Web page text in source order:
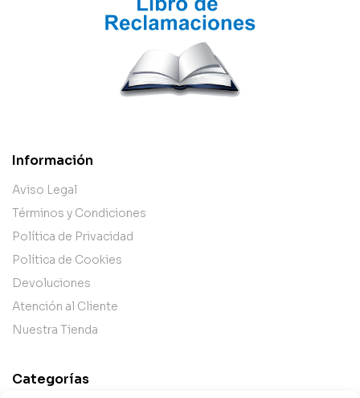
Información
Aviso Legal
Términos y Condiciones
Política de Privacidad
Política de Cookies
Devoluciones
Atención al Cliente
Nuestra Tienda
Categorías